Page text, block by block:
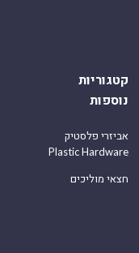
קטגוריות
נוספות
אביזרי פלסטיק
Plastic Hardware
חצאי מוליכים